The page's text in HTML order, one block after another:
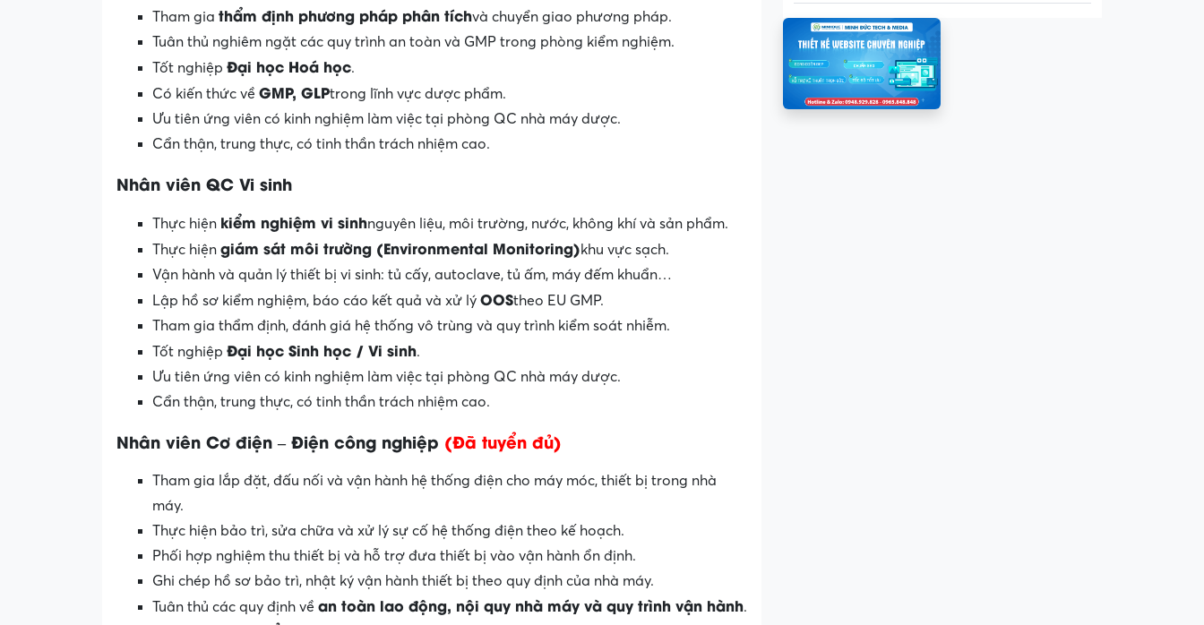
Tham gia thẩm định phương pháp phân tíchvà chuyển giao phương pháp.
Tuân thủ nghiêm ngặt các quy trình an toàn và GMP trong phòng kiểm nghiệm.
Tốt nghiệp Đại học Hoá học.
Có kiến thức về GMP, GLPtrong lĩnh vực dược phẩm.
Ưu tiên ứng viên có kinh nghiệm làm việc tại phòng QC nhà máy dược.
Cẩn thận, trung thực, có tinh thần trách nhiệm cao.
Nhân viên QC Vi sinh
Thực hiện kiểm nghiệm vi sinhnguyên liệu, môi trường, nước, không khí và sản phẩm.
Thực hiện giám sát môi trường (Environmental Monitoring)khu vực sạch.
Vận hành và quản lý thiết bị vi sinh: tủ cấy, autoclave, tủ ấm, máy đếm khuẩn…
Lập hồ sơ kiểm nghiệm, báo cáo kết quả và xử lý OOStheo EU GMP.
Tham gia thẩm định, đánh giá hệ thống vô trùng và quy trình kiểm soát nhiễm.
Tốt nghiệp Đại học Sinh học / Vi sinh.
Ưu tiên ứng viên có kinh nghiệm làm việc tại phòng QC nhà máy dược.
Cẩn thận, trung thực, có tinh thần trách nhiệm cao.
Nhân viên Cơ điện – Điện công nghiệp (Đã tuyển đủ)
Tham gia lắp đặt, đấu nối và vận hành hệ thống điện cho máy móc, thiết bị trong nhà
máy.
Thực hiện bảo trì, sửa chữa và xử lý sự cố hệ thống điện theo kế hoạch.
Phối hợp nghiệm thu thiết bị và hỗ trợ đưa thiết bị vào vận hành ổn định.
Ghi chép hồ sơ bảo trì, nhật ký vận hành thiết bị theo quy định của nhà máy.
Tuân thủ các quy định về an toàn lao động, nội quy nhà máy và quy trình vận hành.